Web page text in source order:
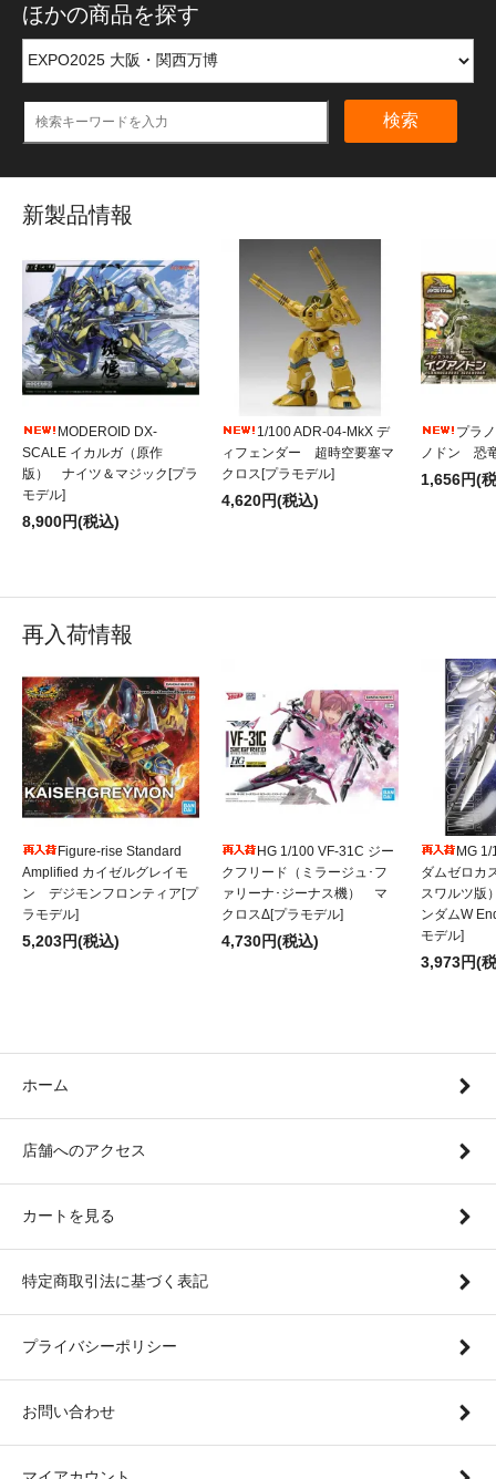
ほかの商品を探す
検索
新製品情報
MODEROID DX-
SCALE イカルガ（原作
版） ナイツ＆マジック[プラ
モデル]
8,900円(税込)
1/100 ADR-04-MkX デ
ィフェンダー 超時空要塞マ
クロス[プラモデル]
4,620円(税込)
プラ
ノドン 恐
1,656円(
再入荷情報
Figure-rise Standard
Amplified カイゼルグレイモ
ン デジモンフロンティア[プ
ラモデル]
5,203円(税込)
HG 1/100 VF-31C ジー
クフリード（ミラージュ･フ
ァリーナ･ジーナス機） マ
クロスΔ[プラモデル]
4,730円(税込)
MG
ダムゼロカ
スワルツ版
ンダムW
モデル]
3,973円(
ホーム
店舗へのアクセス
カートを見る
特定商取引法に基づく表記
プライバシーポリシー
お問い合わせ